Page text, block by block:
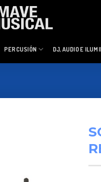
PERCUSIÓN DJ, AUDIO E